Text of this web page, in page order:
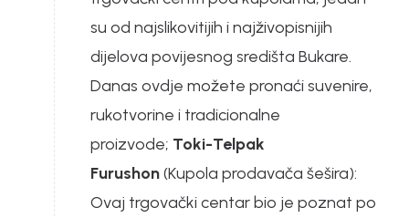
su od najslikovitijih i najživopisnijih
dijelova povijesnog središta Bukare.
Danas ovdje možete pronaći suvenire,
rukotvorine i tradicionalne
proizvode; Toki-Telpak
Furushon(Kupola prodavača šešira):
Ovaj trgovački centar bio je poznat po